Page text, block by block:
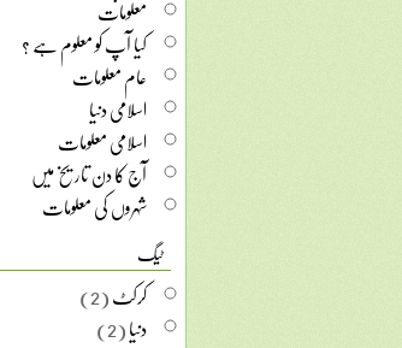
معلومات
کیا آپ کو معلوم ہے ؟
عام معلومات
اسلامی دنیا
اسلامی معلومات
آج کا دن تاریخ میں
شہروں کی معلومات
ٹیگ
کرکٹ(2)
دنیا(2)